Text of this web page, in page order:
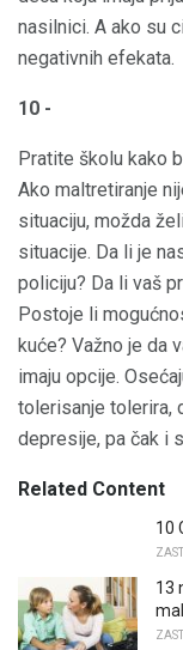
nasilnici. A ako su
negativnih efekata.
10 -
Pratite školu kako
Ako maltretiranje
situaciju, možda
situacije. Da li je
policiju? Da li vaš
Postoje li
kuće? Važno je da
imaju opcije.
tolerisanje tolerira,
depresije, pa čak i
Related Content
10
13